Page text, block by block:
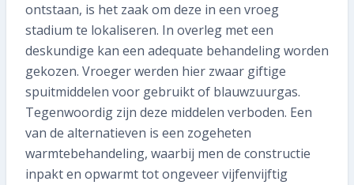
ontstaan, is het zaak om deze in een vroeg
stadium te lokaliseren. In overleg met een
deskundige kan een adequate behandeling worden
gekozen. Vroeger werden hier zwaar giftige
spuitmiddelen voor gebruikt of blauwzuurgas.
Tegenwoordig zijn deze middelen verboden. Een
van de alternatieven is een zogeheten
warmtebehandeling, waarbij men de constructie
inpakt en opwarmt tot ongeveer vijfenvijftig